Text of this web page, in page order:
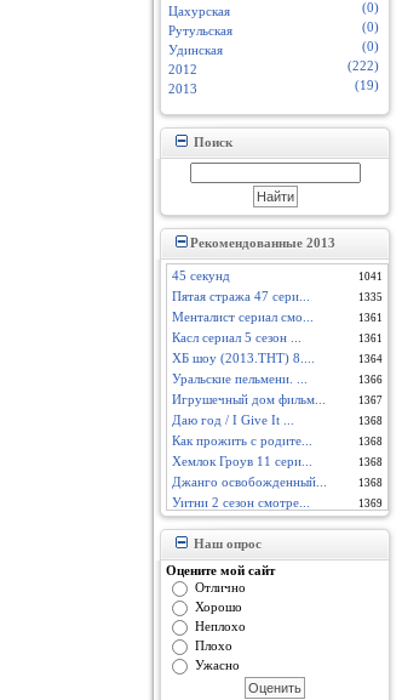
Цахурская
(0)
Рутульская
(0)
Удинская
(0)
2012
(222)
2013
(19)
Поиск
Рекомендованные 2013
45 секунд 1041
Пятая стража 47 сери... 1335
Менталист сериал смо... 1361
Касл сериал 5 сезон ... 1361
ХБ шоу (2013.ТНТ) 8.... 1364
Уральские пельмени. ... 1366
Игрушечный дом фильм... 1367
Даю год / I Give It ... 1368
Как прожить с родите... 1368
Хемлок Гроув 11 сери... 1368
Джанго освобожденный... 1368
Уитни 2 сезон смотре... 1369
Элементарно сериал 1...
Лотофаги фильм смотр...
Белка 3D мультфильм ...
Как завоевать Вегас ...
Людмила (2013) сериа...
Эра динозавров фильм...
Неудержимый (2013) ф...
Ночные люди фильм см...
Анатомия страсти 9 с...
Наш опрос
Оцените мой сайт
Отлично
Хорошо
Неплохо
Плохо
Ужасно